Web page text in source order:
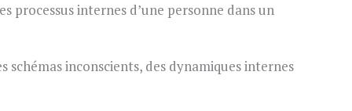
internes d’une personne dans un
schémas inconscients, des dynamiques internes